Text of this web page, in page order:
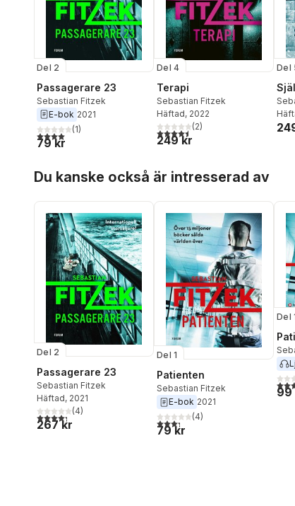
Del 2
Passagerare 23
Sebastian Fitzek
E-bok 2021
4,0utav 5 stjärnor. Totalt antal röster:
(1)
79 kr
Del 4
Terapi
Sebastian Fitzek
Häftad, 2022
4,5utav 5 stjärnor. Totalt antal
(2)
249 kr
Del
Du kanske också är intresserad av
Del 2
Passagerare 23
Sebastian Fitzek
Häftad, 2021
4,3utav 5 stjärnor. Totalt antal röster:
(4)
267 kr
Del 1
Patienten
Sebastian Fitzek
E-bok 2021
3,3utav 5 stjärnor. Totalt antal
(4)
79 kr
Del
3,8
99